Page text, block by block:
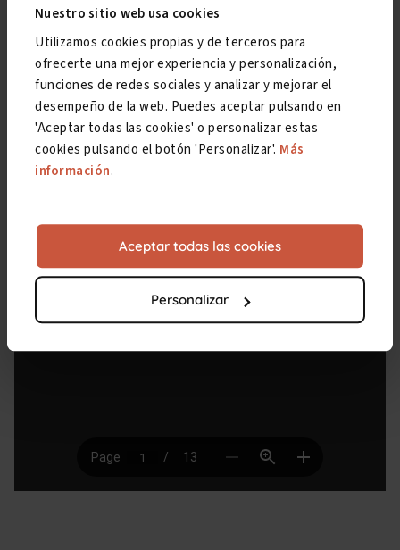
Nuestro sitio web usa cookies
Utilizamos cookies propias y de terceros para
ofrecerte una mejor experiencia y personalización,
funciones de redes sociales y analizar y mejorar el
desempeño de la web. Puedes aceptar pulsando en
'Aceptar todas las cookies' o personalizar estas
cookies pulsando el botón 'Personalizar'. Más
información.
Aceptar todas las cookies
Personalizar